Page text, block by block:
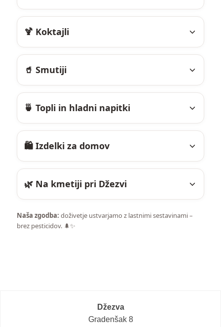
🍹 Koktajli
🥤 Smutiji
🍵 Topli in hladni napitki
🛍️ Izdelki za domov
🌿 Na kmetiji pri Džezvi
Naša zgodba: doživetje ustvarjamo z lastnimi sestavinami –
brez pesticidov. 🌲✨
Džezva
Gradenšak 8